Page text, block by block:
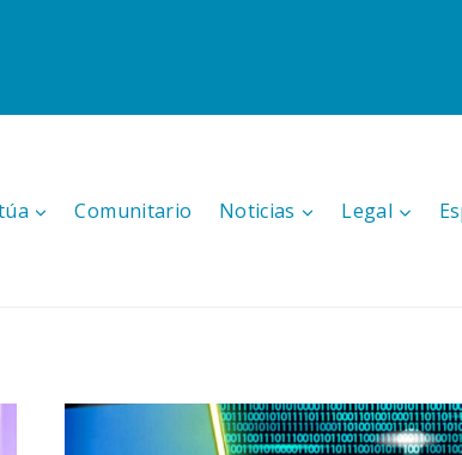
Comunitario Noticias Legal